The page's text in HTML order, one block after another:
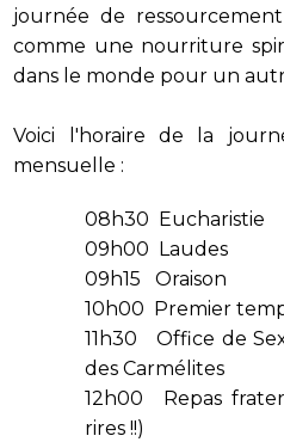
journée de
comme une nourriture
dans le monde pour un
Voici l'horaire de la
mensuelle :
08h30 Eucharistie
09h00 Laudes
09h15 Oraison
10h00 Premier
11h30 Office de
des Carmélites
12h00 Repas
rires !!)